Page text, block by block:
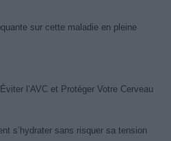
sur cette maladie en pleine
l’AVC et Protéger Votre Cerveau
s’hydrater sans risquer sa tension